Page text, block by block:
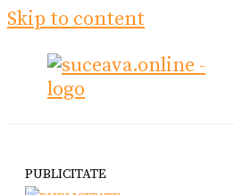
Skip to content
PUBLICITATE